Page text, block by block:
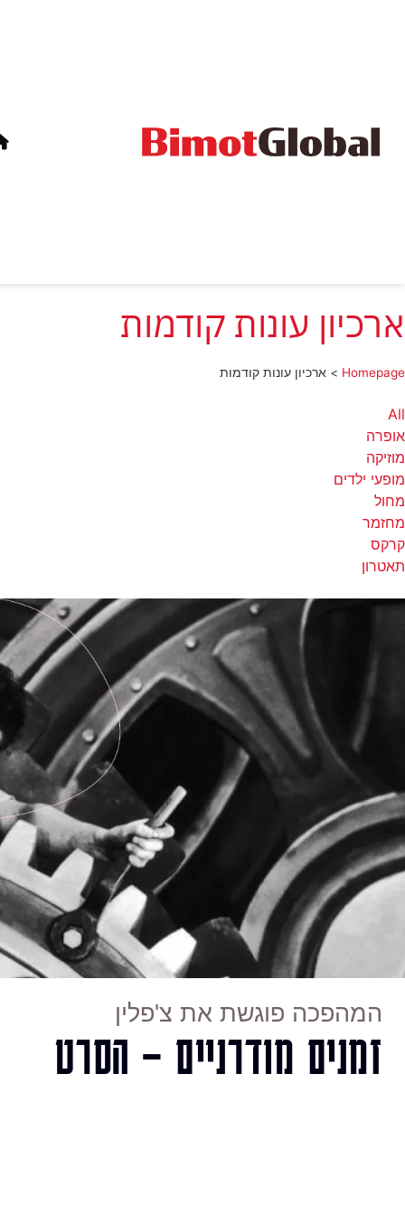
ארכיון עונות קודמות
Homepage
> ארכיון עונות קודמות
All
אופרה
מוזיקה
מופעי ילדים
מחול
מחזמר
קרקס
תאטרון
המהפכה פוגשת את צ'פלין
זמנים מודרניים – הסרט